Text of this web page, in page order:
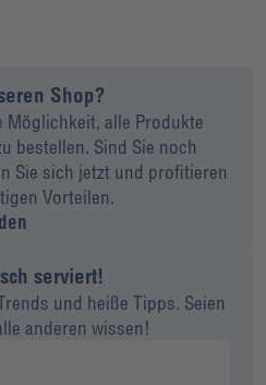
Shop?
Möglichkeit, alle Produkte
bestellen. Sind Sie noch
Sie sich jetzt und profitieren
Vorteilen.
serviert!
und heiße Tipps. Seien
anderen wissen!